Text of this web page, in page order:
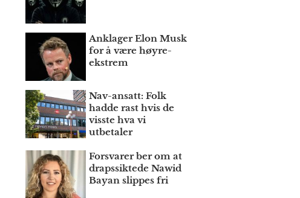
Anklager Elon Musk
for å være høyre­
ekstrem
Nav-ansatt: Folk
hadde rast hvis de
visste hva vi
utbetaler
Forsvarer ber om at
draps­siktede Nawid
Bayan slippes fri